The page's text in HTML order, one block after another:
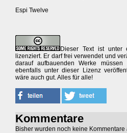
Espi Twelve
Dieser Text ist
lizenziert. Er darf frei verwendet und
darauf aufbauenden Werke
ebenfalls unter dieser Lizenz
wäre auch gut. Alles für alle!
Kommentare
Bisher wurden noch keine